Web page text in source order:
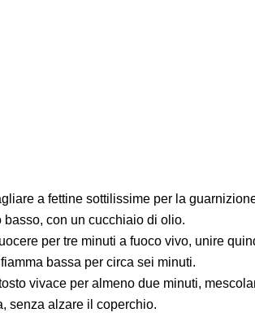
a fettine sottilissime per la
con un cucchiaio di olio.
per tre minuti a fuoco vivo, unire
bassa per circa sei minuti.
vivace per almeno due minuti,
senza alzare il coperchio.